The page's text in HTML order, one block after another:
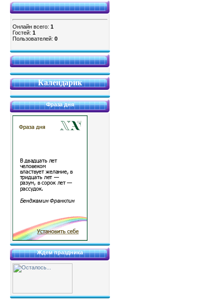
Онлайн всего: 1
Гостей: 1
Пользователей: 0
Календарик
Фраза дня
Ждем праздника